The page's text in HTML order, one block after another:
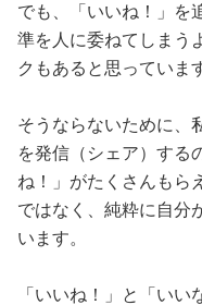
でも、「いいね！」を
準を人に委ねてしまう
クもあると思っていま
そうならないために、
を発信（シェア）する
ね！」がたくさんもら
ではなく、純粋に自分
います。
「いいね！」と「いい